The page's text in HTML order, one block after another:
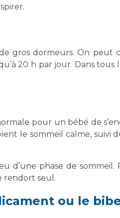
gros dormeurs. On peut
20 h par jour. Dans tous
pour un bébé de
le sommeil calme, suivi
d’une phase de sommeil.
rendort seul.
ou le